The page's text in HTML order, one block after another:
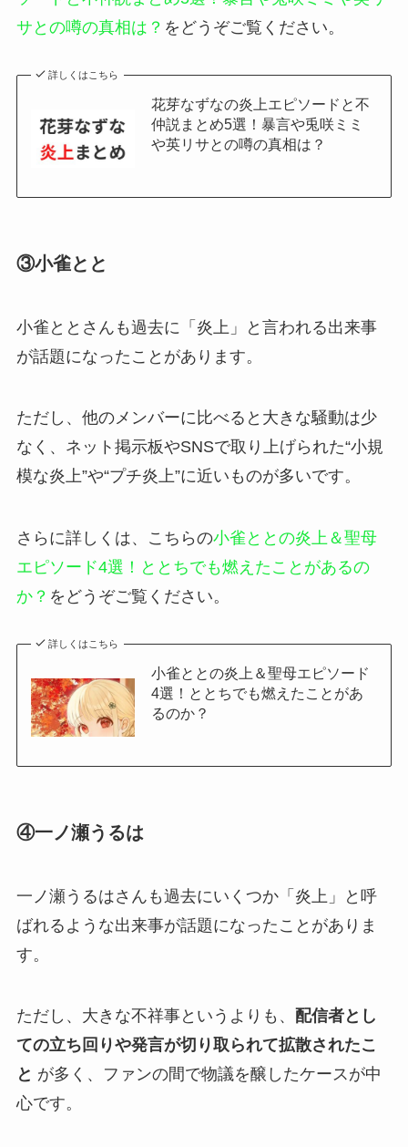
サとの噂の真相は？ をどうぞご覧ください。
詳しくはこちら
花芽なずなの炎上エピソードと不
仲説まとめ5選！暴言や兎咲ミミ
や英リサとの噂の真相は？
③小雀とと
小雀ととさんも過去に「炎上」と言われる出来事
が話題になったことがあります。
ただし、他のメンバーに比べると大きな騒動は少
なく、ネット掲示板やSNSで取り上げられた“小規
模な炎上”や“プチ炎上”に近いものが多いです。
さらに詳しくは、こちらの小雀ととの炎上＆聖母
エピソード4選！ととちでも燃えたことがあるの
か？ をどうぞご覧ください。
詳しくはこちら
小雀ととの炎上＆聖母エピソード
4選！ととちでも燃えたことがあ
るのか？
④一ノ瀬うるは
一ノ瀬うるはさんも過去にいくつか「炎上」と呼
ばれるような出来事が話題になったことがありま
す。
ただし、大きな不祥事というよりも、 配信者とし
ての立ち回りや発言が切り取られて拡散されたこ
と が多く、ファンの間で物議を醸したケースが中
心です。